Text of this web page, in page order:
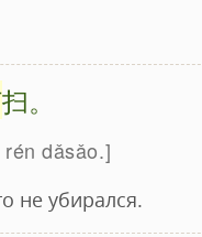
扫。
dǎsǎo.
не убирался.